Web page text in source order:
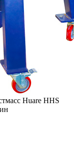
Huare HHS